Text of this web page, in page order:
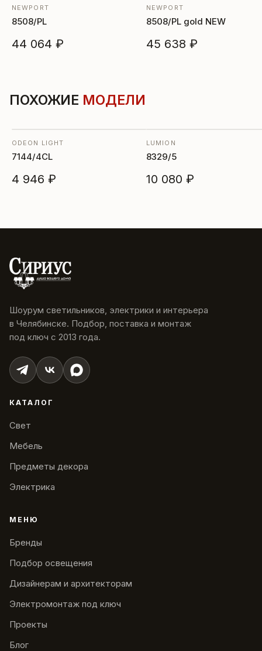
NEWPORT
8508/PL
44 064 ₽
NEWPORT
8508/PL gold NEW
45 638 ₽
ПОХОЖИЕ МОДЕЛИ
ODEON LIGHT
7144/4CL
4 946 ₽
LUMION
8329/5
10 080 ₽
Шоурум светильников, электрики и интерьера
в Челябинске. Подбор, поставка и монтаж
под ключ с 2013 года.
КАТАЛОГ
Свет
Мебель
Предметы декора
Электрика
МЕНЮ
Бренды
Подбор освещения
Дизайнерам и архитекторам
Электромонтаж под ключ
Проекты
Блог